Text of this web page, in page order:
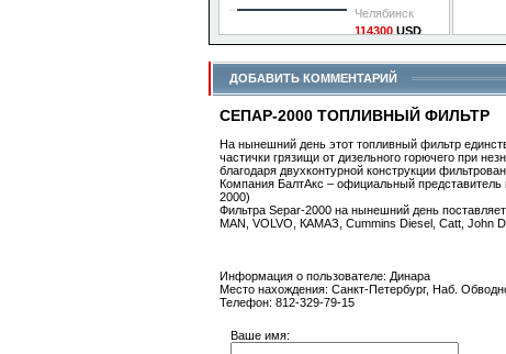
Челябинск
114300USD
1996 г.вып.
Детали »
ДОБАВИТЬ КОММЕНТАРИЙ
СЕПАР-2000 ТОПЛИВНЫЙ ФИЛЬТР
На нынешний день этот топливный фильтр
частички грязищи от дизельного горючего при
благодаря двухконтурной конструкции
Компания БалтАкс – официальный представитель
2000)
Фильтра Separ-2000 на нынешний день
MAN, VOLVO, КАМАЗ, Cummins Diesel, Catt, John
Информация о пользователе: Динара
Место нахождения: Санкт-Петербург, Наб.
Телефон: 812-329-79-15
Ваше имя: